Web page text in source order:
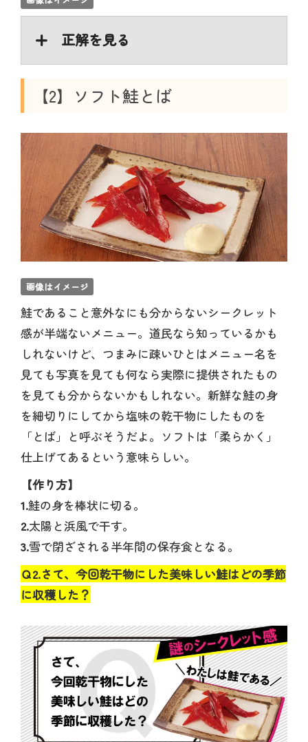
正解を見る
【2】ソフト鮭とば
画像はイメージ
鮭であること意外なにも分からないシークレット
感が半端ないメニュー。道民なら知っているかも
しれないけど、つまみに疎いひとはメニュー名を
見ても写真を見ても何なら実際に提供されたもの
を見ても分からないかもしれない。新鮮な鮭の身
を細切りにしてから塩味の乾干物にしたものを
「とば」と呼ぶそうだよ。ソフトは「柔らかく」
仕上げてあるという意味らしい。
【作り方】
1.鮭の身を棒状に切る。
2.太陽と浜風で干す。
3.雪で閉ざされる半年間の保存食となる。
Ｑ2.さて、今回乾干物にした美味しい鮭はどの季節
に収穫した？